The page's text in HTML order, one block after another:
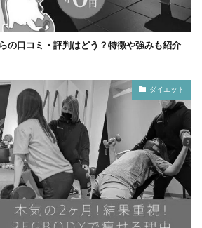
の口コミ・評判はどう？特徴や強みも紹介
ダイエット